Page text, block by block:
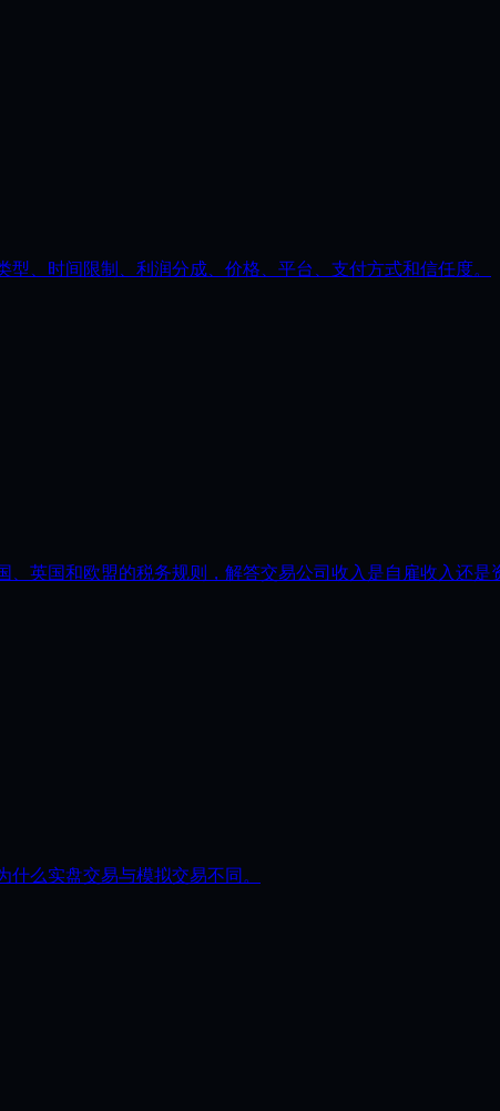
、时间限制、利润分成、价格、平台、支付方式和信任度。
英国和欧盟的税务规则，解答交易公司收入是自雇收入还是
么实盘交易与模拟交易不同。